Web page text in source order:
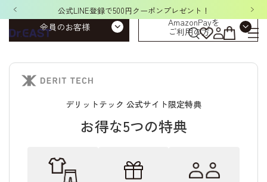
公式LINE登録で500円クーポンプレゼント！
会員のお客様
AmazonPayを
ご利用の方
デリットテック 公式サイト限定特典
お得な5つの特典